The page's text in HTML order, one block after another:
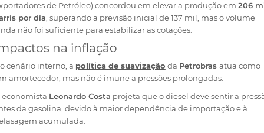
de Petróleo) concordou em elevar a produção em 206
por dia, superando a previsão inicial de 137 mil, mas o volume
não foi suficiente para estabilizar as cotações.
na inflação
cenário interno, a política de suavização da Petrobras atua como
amortecedor, mas não é imune a pressões prolongadas.
economista Leonardo Costa projeta que o diesel deve sentir a
da gasolina, devido à maior dependência de importação e à
acumulada.